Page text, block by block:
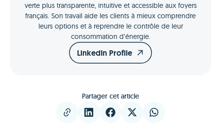
verte plus transparente, intuitive et accessible aux foyers
français. Son travail aide les clients à mieux comprendre
leurs options et à reprendre le contrôle de leur
consommation d’énergie.
LinkedIn Profile
Partager cet article